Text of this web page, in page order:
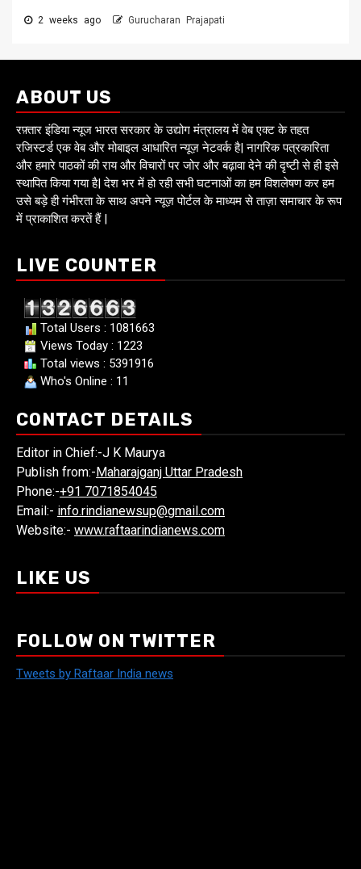
2 weeks ago Gurucharan Prajapati
ABOUT US
रफ़्तार इंडिया न्यूज भारत सरकार के उद्योग मंत्रालय में वेब एक्ट के तहत
रजिस्टर्ड एक वेब और मोबाइल आधारित न्यूज़ नेटवर्क है| नागरिक पत्रकारिता
और हमारे पाठकों की राय और विचारों पर जोर और बढ़ावा देने की दृष्टी से ही इसे
स्थापित किया गया है| देश भर में हो रही सभी घटनाओं का हम विशलेषण कर हम
उसे बड़े ही गंभीरता के साथ अपने न्यूज़ पोर्टल के माध्यम से ताज़ा समाचार के रूप
में प्राकाशित करतें हैं |
LIVE COUNTER
Total Users : 1081663
Views Today : 1223
Total views : 5391916
Who's Online : 11
CONTACT DETAILS
Editor in Chief:-J K Maurya
Publish from:-Maharajganj Uttar Pradesh
Phone:-+91 7071854045
Email:- info.rindianewsup@gmail.com
Website:- www.raftaarindianews.com
LIKE US
FOLLOW ON TWITTER
Tweets by Raftaar India news